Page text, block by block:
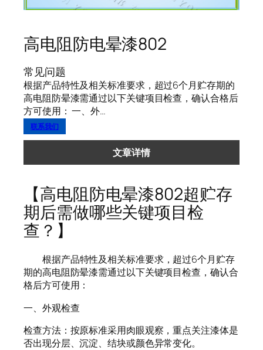
高电阻防电晕漆802
常见问题
根据产品特性及相关标准要求，超过6个月贮存期的
高电阻防晕漆需通过以下关键项目检查，确认合格后
方可使用： 一、外…
联系我们
文章详情
【高电阻防电晕漆802超贮存
期后需做哪些关键项目检
查？】
根据产品特性及相关标准要求，超过6个月贮存
期的高电阻防晕漆需通过以下关键项目检查，确认合
格后方可使用：
一、外观检查
检查方法：按原标准采用肉眼观察，重点关注漆体是
否出现分层、沉淀、结块或颜色异常变化。